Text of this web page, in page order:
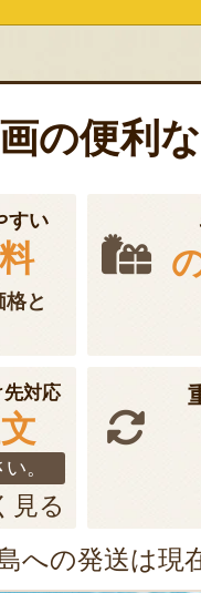
の便利
すい
と
対応
。
見る
への発送は現